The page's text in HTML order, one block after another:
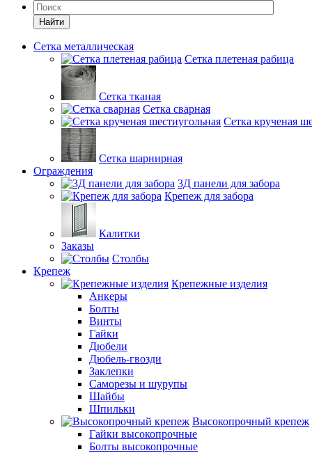
Найти
Сетка металлическая
Сетка плетеная рабица
Сетка тканая
Сетка сварная
Сетка крученая
Сетка шарнирная
Ограждения
3Д панели для забора
Крепеж для забора
Калитки
Заказы
Столбы
Крепеж
Крепежные изделия
Анкеры
Болты
Винты
Гайки
Дюбели
Дюбель-гвозди
Заклепки
Саморезы и шурупы
Шайбы
Шпильки
Высокопрочный крепеж
Гайки высокопрочные
Болты высокопрочные